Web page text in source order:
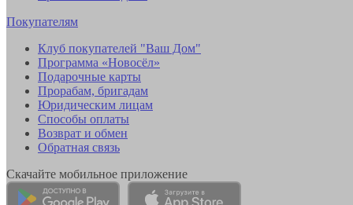
Покупателям
Клуб покупателей "Ваш Дом"
Программа «Новосёл»
Подарочные карты
Прорабам, бригадам
Юридическим лицам
Способы оплаты
Возврат и обмен
Обратная связь
Скачайте мобильное приложение